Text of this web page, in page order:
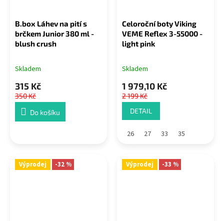
B.box Láhev na pití s
brčkem Junior 380 ml -
blush crush
Skladem
315 Kč
350 Kč
Do košíku
Celoroční boty Viking
VEME Reflex 3-55000 -
light pink
Skladem
1 979,10 Kč
2 199 Kč
DETAIL
26 27 33 35
Výprodej -32 % Výprodej -33 %